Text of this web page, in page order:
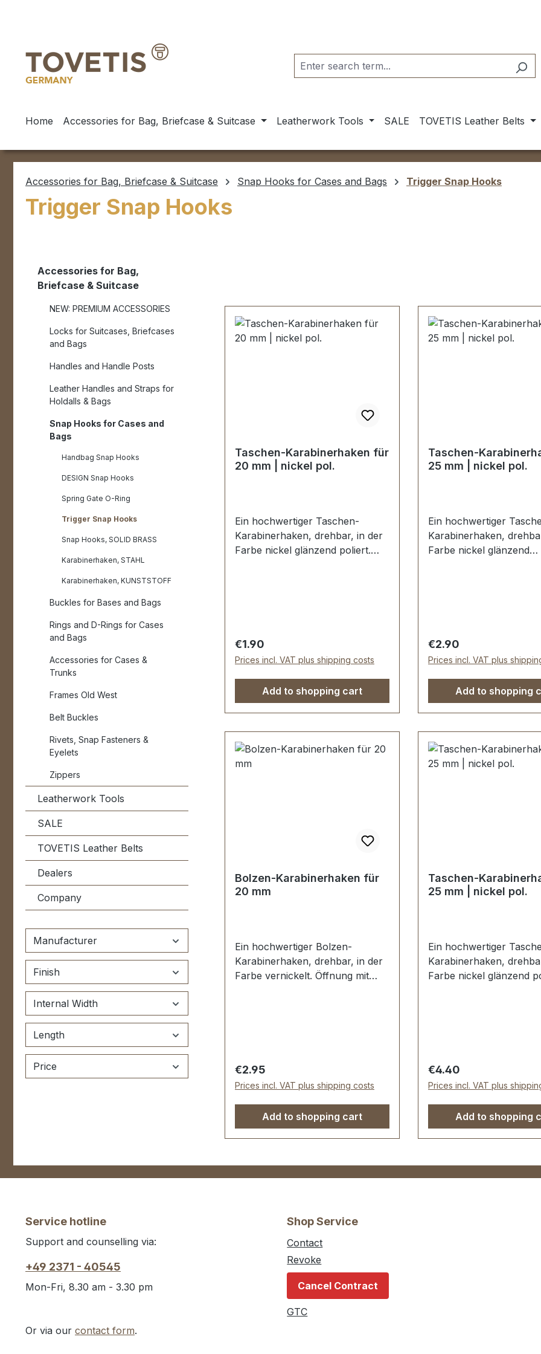
Home Accessories for Bag, Briefcase & Suitcase Leatherwork Tools SALE TOVETIS Leather Belts
Accessories for Bag, Briefcase & Suitcase Snap Hooks for Cases and Bags Trigger Snap Hooks
Trigger Snap Hooks
Accessories for Bag,
Briefcase & Suitcase
NEW: PREMIUM ACCESSORIES
Locks for Suitcases, Briefcases
and Bags
Handles and Handle Posts
Leather Handles and Straps for
Holdalls & Bags
Snap Hooks for Cases and
Bags
Handbag Snap Hooks
DESIGN Snap Hooks
Spring Gate O-Ring
Trigger Snap Hooks
Snap Hooks, SOLID BRASS
Karabinerhaken, STAHL
Karabinerhaken, KUNSTSTOFF
Buckles for Bases and Bags
Rings and D-Rings for Cases
and Bags
Accessories for Cases &
Trunks
Frames Old West
Belt Buckles
Rivets, Snap Fasteners &
Eyelets
Zippers
Leatherwork Tools
SALE
TOVETIS Leather Belts
Dealers
Company
Manufacturer
Finish
Internal Width
Length
Price
Taschen-Karabinerhaken für
20 mm | nickel pol.
Ein hochwertiger Taschen-
Karabinerhaken, drehbar, in der
Farbe nickel glänzend poliert.
Gesamtlänge von oben nach
unten 46 mm. Lieferumfang: 1
Stück Karabinerhaken, drehbar
Regular price:
€1.90
Prices incl. VAT plus shipping costs
Add to shopping cart
Taschen-
25 mm | nickel pol.
Ein hochwertiger
Karabinerhaken,
Farbe nickel glänzend
nach unten 60
mm.Lieferumfang:1 Stück
Karabinerhaken,
Regular price:
€2.90
Prices incl. VAT plus
Add to shopping
Bolzen-Karabinerhaken für
20 mm
Ein hochwertiger Bolzen-
Karabinerhaken, drehbar, in der
Farbe vernickelt. Öffnung mit
oben nach unten 65 mm.
Lieferumfang: 1 Stück
Karabinerhaken, drehbar
Regular price:
€2.95
Prices incl. VAT plus shipping costs
Add to shopping cart
Taschen-
25 mm | nickel pol.
Ein hochwertiger
Karabinerhaken,
Farbe nickel glänzend
nach unten 71 mm.
1 Stück
Regular price:
€4.40
Prices incl. VAT plus
Add to shopping
Service hotline
Support and counselling via:
+49 2371 - 40545
Mon-Fri, 8.30 am - 3.30 pm
Or via our contact form.
Shop Service
Contact
Revoke
Cancel Contract
GTC